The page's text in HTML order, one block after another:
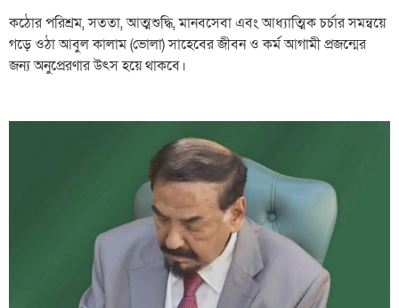
কঠোর পরিশ্রম, সততা, আত্মশুদ্ধি, মানবসেবা এবং আধ্যাত্মিক চর্চার সমন্বয়ে
গড়ে ওঠা আবুল কালাম (ভোলা) সাহেবের জীবন ও কর্ম আগামী প্রজন্মের
জন্য অনুপ্রেরণার উৎস হয়ে থাকবে।